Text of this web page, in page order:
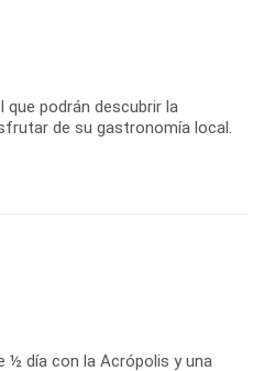
que podrán descubrir la
de su gastronomía local.
½ día con la Acrópolis y una